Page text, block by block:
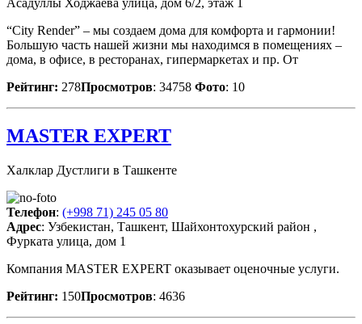
“City Render” – мы создаем дома для комфорта и гармонии!
Большую часть нашей жизни мы находимся в помещениях –
дома, в офисе, в ресторанах, гипермаркетах и пр. От
Рейтинг: 278Просмотров: 34758 Фото: 10
MASTER EXPERT
Халклар Дустлиги в Ташкенте
Телефон: (+998 71) 245 05 80
Адрес: Узбекистан, Ташкент, Шайхонтохурский район ,
Фурката улица, дом 1
Компания MASTER EXPERT оказывает оценочные услуги.
Рейтинг: 150Просмотров: 4636